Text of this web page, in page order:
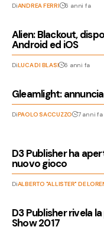
DiANDREA FERRI 6 anni fa
Alien: Blackout,
Android ed iOS
DiLUCA DI BLASI 6 anni fa
Gleamlight:
DiPAOLO SACCUZZO 7 anni fa
D3 Publisher ha
nuovo gioco
DiALBERTO "ALLISTER" DE
D3 Publisher rivela
Show 2017